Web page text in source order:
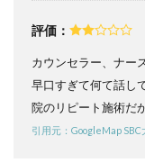
分院
分市
近辺
の医
療脱
毛ク
評価：
カウンセラー、ナー
早口すぎて何て話し
院のリピート施術だ
引用元：GoogleMap SBC